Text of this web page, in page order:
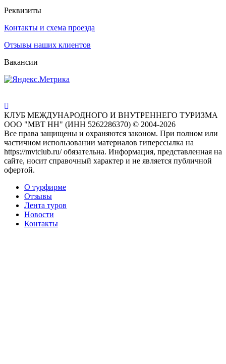
Реквизиты
Контакты и схема проезда
Отзывы наших клиентов
Вакансии
КЛУБ МЕЖДУНАРОДНОГО И ВНУТРЕННЕГО ТУРИЗМА
ООО "МВТ НН" (ИНН 5262286370) © 2004-2026
Все права защищены и охраняются законом. При полном или
частичном использовании материалов гиперссылка на
https://mvtclub.ru/ обязательна. Информация, представленная на
сайте, носит справочный характер и не является публичной
офертой.
О турфирме
Отзывы
Лента туров
Новости
Контакты